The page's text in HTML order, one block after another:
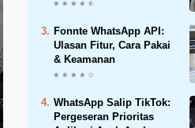
Fonnte WhatsApp API:
Ulasan Fitur, Cara Pakai
& Keamanan
WhatsApp Salip TikTok:
Pergeseran Prioritas